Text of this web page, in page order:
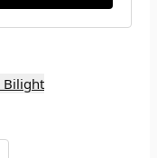
Bilight